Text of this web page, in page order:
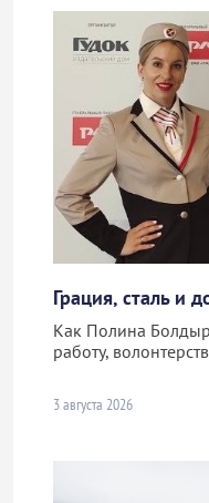
Грация, сталь и
Как Полина
работу,
3 августа 2026